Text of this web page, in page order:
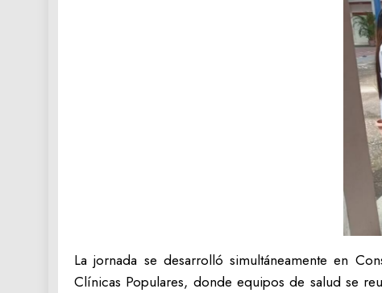
La jornada se desarrolló simultáneamente en
Clínicas Populares, donde equipos de salud se